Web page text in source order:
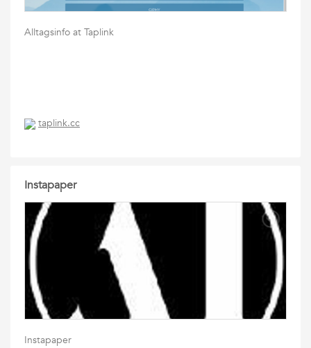
Alltagsinfo at Taplink
taplink.cc
Instapaper
Instapaper